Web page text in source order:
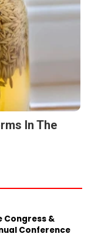
In The
Congress &
Conference